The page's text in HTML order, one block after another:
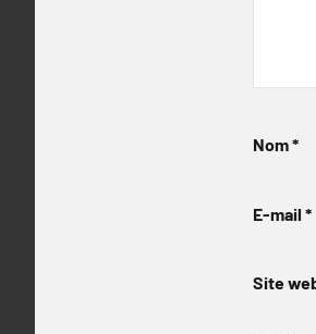
Nom*
E-mail *
Site